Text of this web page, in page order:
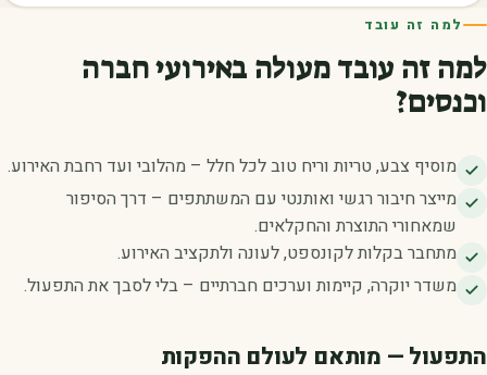
למה זה עובד
למה זה עובד מעולה באירועי חברה
וכנסים?
מוסיף צבע, טריות וריח טוב לכל חלל – מהלובי ועד רחבת האירוע.
מייצר חיבור רגשי ואותנטי עם המשתתפים – דרך הסיפור
שמאחורי התוצרת והחקלאים.
מתחבר בקלות לקונספט, לעונה ולתקציב האירוע.
משדר יוקרה, קיימות וערכים חברתיים – בלי לסבך את התפעול.
התפעול — מותאם לעולם ההפקות